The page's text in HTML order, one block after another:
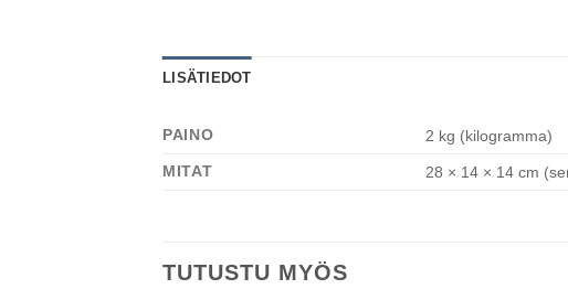
LISÄTIEDOT
PAINO
2 kg (kilogramma)
MITAT
28 × 14 × 14 cm
TUTUSTU MYÖS